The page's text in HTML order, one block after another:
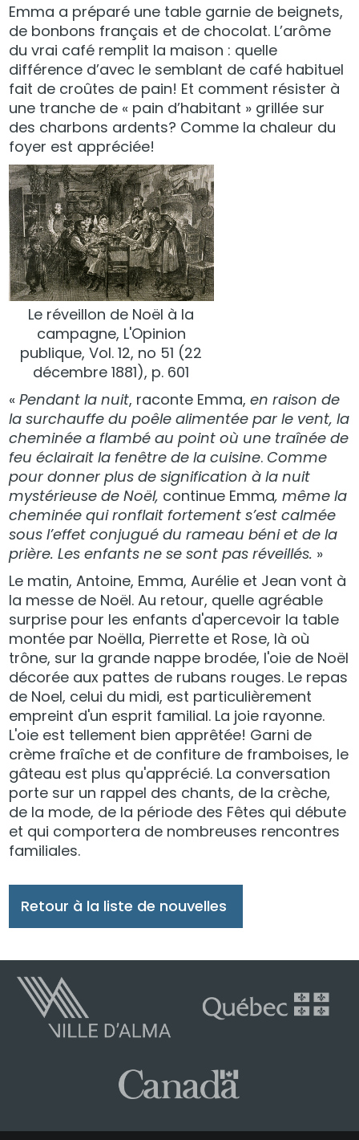
Emma a préparé une table garnie de beignets,
de bonbons français et de chocolat. L’arôme
du vrai café remplit la maison : quelle
différence d’avec le semblant de café habituel
fait de croûtes de pain! Et comment résister à
une tranche de « pain d’habitant » grillée sur
des charbons ardents? Comme la chaleur du
foyer est appréciée!
Le réveillon de Noël à la
campagne, L'Opinion
publique, Vol. 12, no 51 (22
décembre 1881), p. 601
«Pendant la nuit, raconte Emma,en raison de
la surchauffe du poêle alimentée par le vent, la
cheminée a flambé au point où une traînée de
feu éclairait la fenêtre de la cuisine. Comme
pour donner plus de signification à la nuit
mystérieuse de Noël, continue Emma, même la
cheminée qui ronflait fortement s’est calmée
sous l’effet conjugué du rameau béni et de la
prière. Les enfants ne se sont pas réveillés. »
Le matin, Antoine, Emma, Aurélie et Jean vont à
la messe de Noël. Au retour, quelle agréable
surprise pour les enfants d'apercevoir la table
montée par Noëlla, Pierrette et Rose, là où
trône, sur la grande nappe brodée, l'oie de Noël
décorée aux pattes de rubans rouges. Le repas
de Noel, celui du midi, est particulièrement
empreint d'un esprit familial. La joie rayonne.
L'oie est tellement bien apprêtée! Garni de
crème fraîche et de confiture de framboises, le
gâteau est plus qu'apprécié. La conversation
porte sur un rappel des chants, de la crèche,
de la mode, de la période des Fêtes qui débute
et qui comportera de nombreuses rencontres
familiales.
Retour à la liste de nouvelles